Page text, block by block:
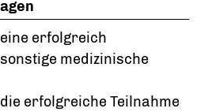
erfolgreich
medizinische
erfolgreiche Teilnahme